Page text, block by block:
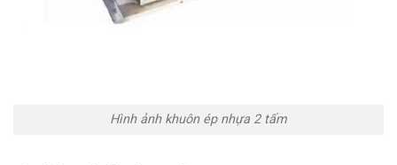
Hình ảnh khuôn ép nhựa 2 tấm